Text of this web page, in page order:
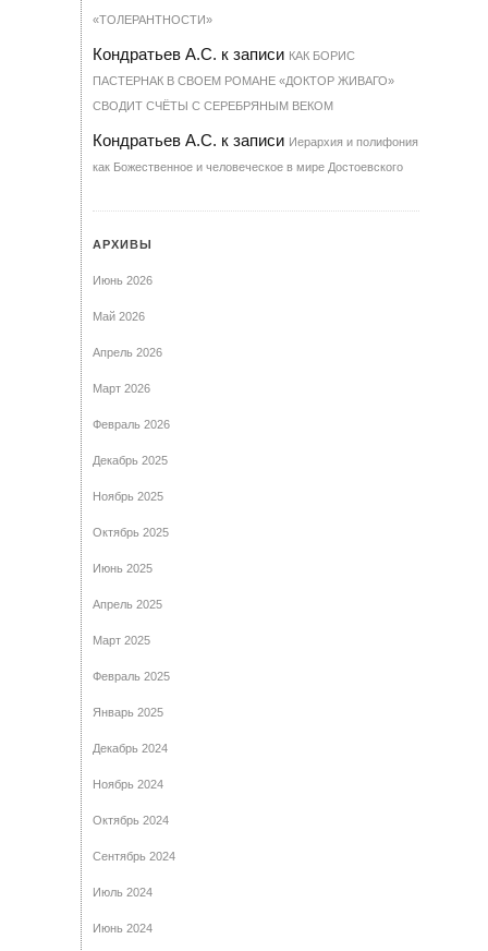
«ТОЛЕРАНТНОСТИ»
Кондратьев А.С. к записи КАК БОРИС
ПАСТЕРНАК В СВОЕМ РОМАНЕ «ДОКТОР ЖИВАГО»
СВОДИТ СЧЁТЫ С СЕРЕБРЯНЫМ ВЕКОМ
Кондратьев А.С. к записи Иерархия и полифония
как Божественное и человеческое в мире Достоевского
АРХИВЫ
Июнь 2026
Май 2026
Апрель 2026
Март 2026
Февраль 2026
Декабрь 2025
Ноябрь 2025
Октябрь 2025
Июнь 2025
Апрель 2025
Март 2025
Февраль 2025
Январь 2025
Декабрь 2024
Ноябрь 2024
Октябрь 2024
Сентябрь 2024
Июль 2024
Июнь 2024